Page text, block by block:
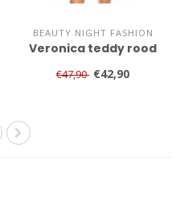
BEAUTY NIGHT FASHION
Veronica teddy rood
€47,90 €42,90